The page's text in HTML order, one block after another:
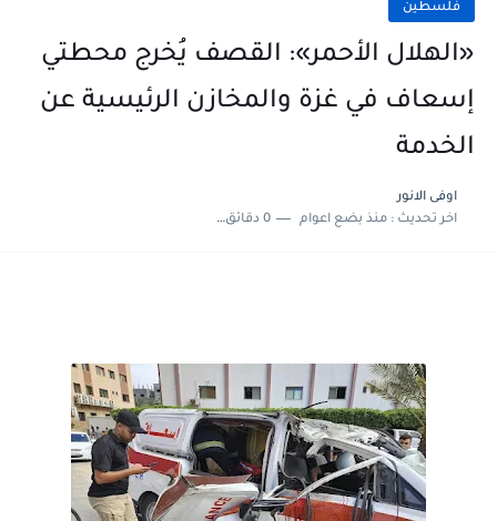
فلسطين
«الهلال الأحمر»: القصف يُخرج محطتي
إسعاف في غزة والمخازن الرئيسية عن
الخدمة
اوفى الانور
اخر تحديث :منذ بضع اعوام 0 دقائق للقراءة